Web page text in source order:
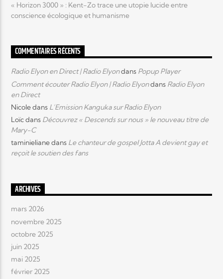
« Horizon 3000 » : Kent-Zo trace une utopie lucide entre
conscience écologique et humanisme
COMMENTAIRES RÉCENTS
Radio Elyon en Direct | Radio Elyondans Popup Player
Comment écouter Radio Elyon | Radio Elyondans Radio Elyon
en Direct
Nicoledans L’Emission Kanguka sur Radio Elyon
Loïcdans Découvrez « Descends sur nous » le nouveau titre de
Mary-C
taminielianedans Le chanteur de gospel Jotta A devient gay et
reçoit le soutien des fans
ARCHIVES
mars 2026
novembre 2025
octobre 2025
juin 2025
mai 2025
février 2025